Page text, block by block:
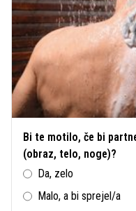
Bi te motilo, če bi
(obraz, telo, noge)?
Da, zelo
Malo, a bi sprejel/a